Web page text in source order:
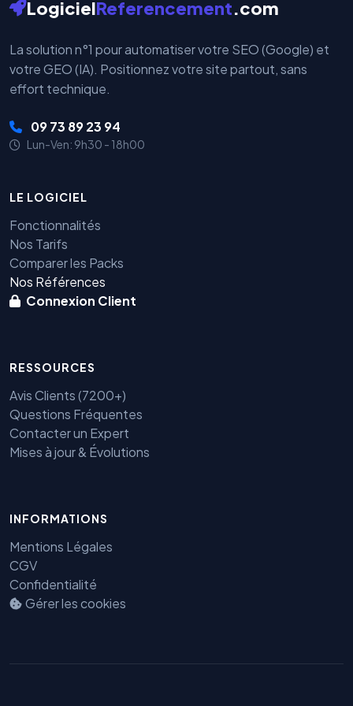
LogicielReferencement.com
La solution n°1 pour automatiser votre SEO (Google) et
votre GEO (IA). Positionnez votre site partout, sans
effort technique.
09 73 89 23 94
Lun-Ven: 9h30 - 18h00
LE LOGICIEL
Fonctionnalités
Nos Tarifs
Comparer les Packs
Nos Références
Connexion Client
RESSOURCES
Avis Clients (7200+)
Questions Fréquentes
Contacter un Expert
Mises à jour & Évolutions
INFORMATIONS
Mentions Légales
CGV
Confidentialité
Gérer les cookiesBenjamin — Agent IA SEO &